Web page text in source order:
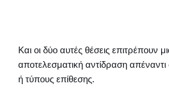
Και οι δύο αυτές θέσεις επιτρέπουν
αποτελεσματική αντίδραση
ή τύπους επίθεσης.